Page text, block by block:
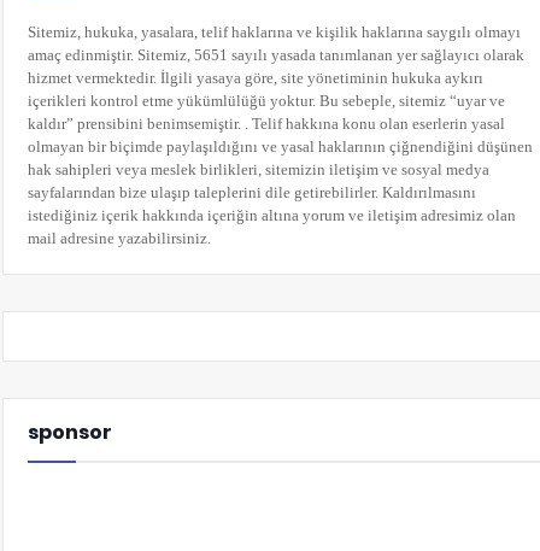
Sitemiz, hukuka, yasalara, telif haklarına ve kişilik haklarına saygılı olmayı
amaç edinmiştir. Sitemiz, 5651 sayılı yasada tanımlanan yer sağlayıcı olarak
hizmet vermektedir. İlgili yasaya göre, site yönetiminin hukuka aykırı
içerikleri kontrol etme yükümlülüğü yoktur. Bu sebeple, sitemiz “uyar ve
kaldır” prensibini benimsemiştir. . Telif hakkına konu olan eserlerin yasal
olmayan bir biçimde paylaşıldığını ve yasal haklarının çiğnendiğini düşünen
hak sahipleri veya meslek birlikleri, sitemizin iletişim ve sosyal medya
sayfalarından bize ulaşıp taleplerini dile getirebilirler. Kaldırılmasını
istediğiniz içerik hakkında içeriğin altına yorumve iletişim adresimiz olan
mail adresine yazabilirsiniz.
sponsor